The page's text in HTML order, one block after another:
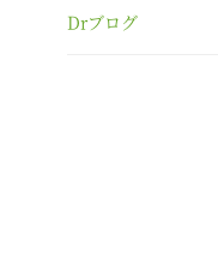
Drブログ